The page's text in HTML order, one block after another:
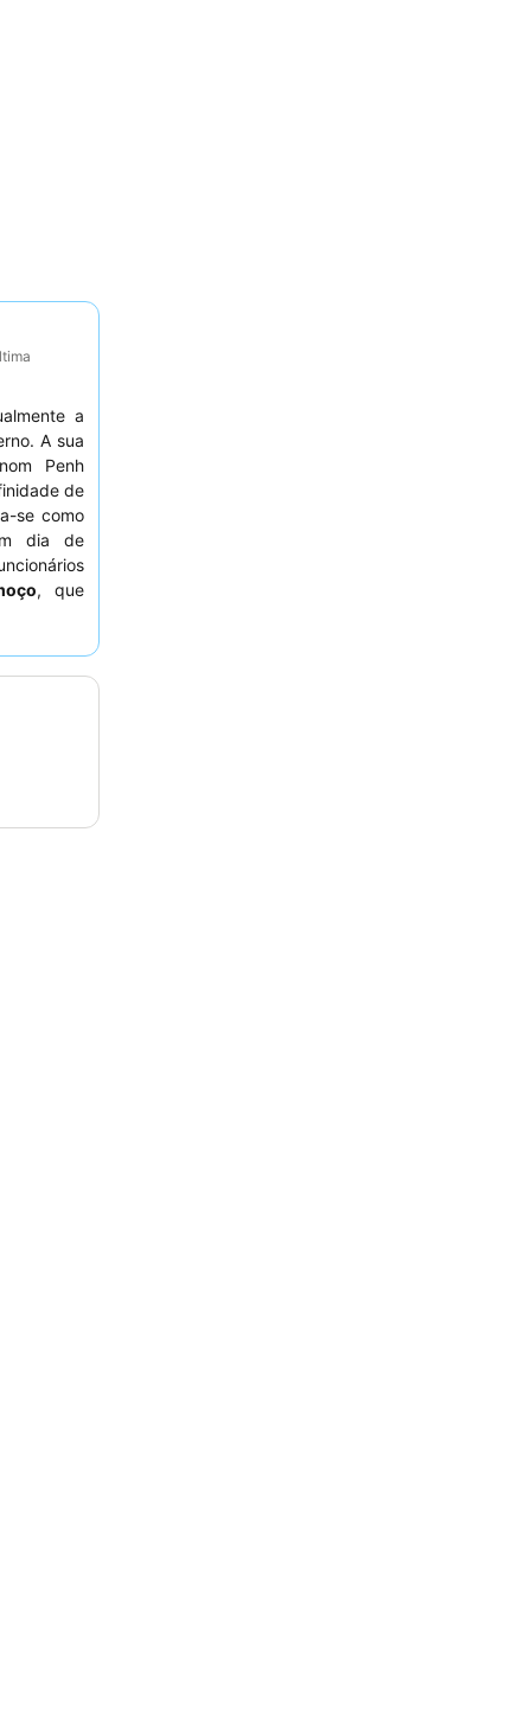
a
A sua
Penh
de
se como
dia de
, que
visitar o